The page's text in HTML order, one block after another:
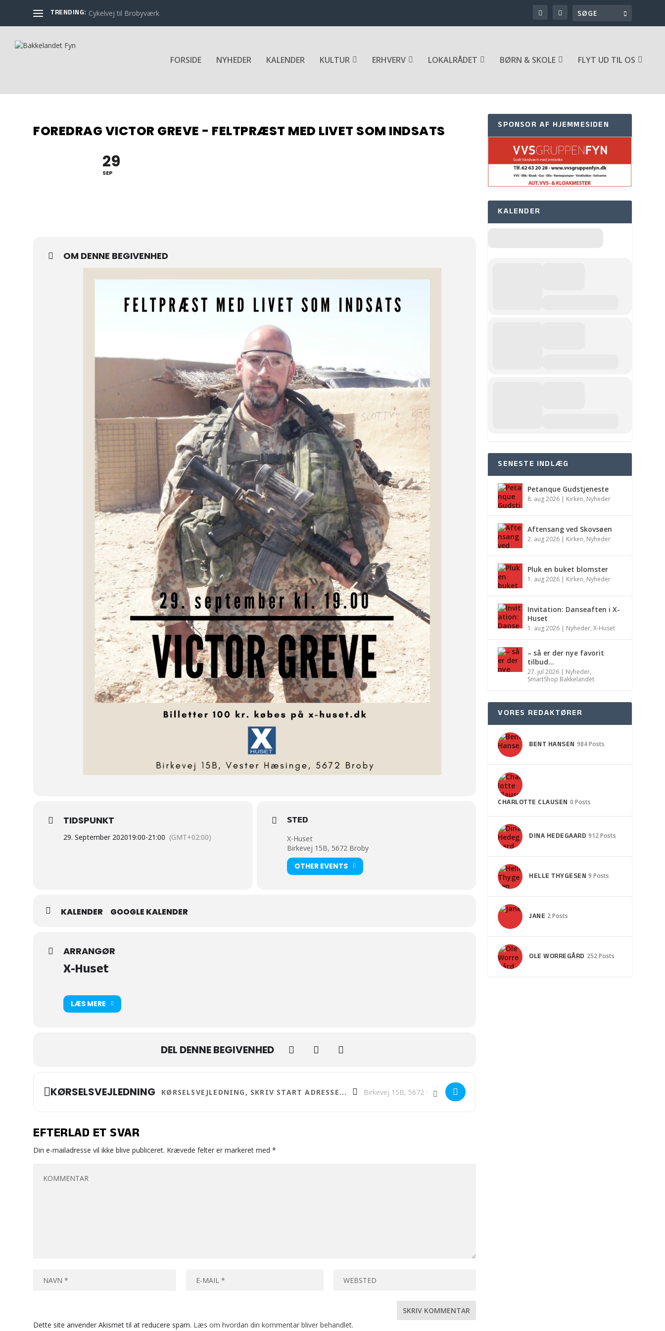
TRENDING: Cykelvej til Brobyværk
FORSIDE NYHEDER KALENDER KULTUR ERHVERV LOKALRÅDET BØRN & SKOLE FLYT UD TIL OS
FOREDRAG VICTOR GREVE - FELTPRÆST MED LIVET SOM INDSATS
29
SEP
OM DENNE BEGIVENHED
TIDSPUNKT
29. September 202019:00-21:00 (GMT+02:00)
STED
X-Huset
Birkevej 15B, 5672 Broby
OTHER EVENTS
KALENDER GOOGLE KALENDER
ARRANGØR
X-Huset
LÆS MERE
DEL DENNE BEGIVENHED
KØRSELSVEJLEDNING Address - FOREDRAG VICTOR GREVE - FELTPRÆST MED LIVET SOM INDSATS []Destination Address - FOREDRAG VICTOR GREVE - FELTPRÆST MED LIVET SOM INDSATS []
EFTERLAD ET SVAR
Din e-mailadresse vil ikke blive publiceret. Krævede felter er markeret med*
Dette site anvender Akismet til at reducere spam. Læs om hvordan din kommentar bliver behandlet.
SPONSOR AF HJEMMESIDEN
KALENDER
SENESTE INDLÆG
Petanque Gudstjeneste
8. aug 2026 | Kirken, Nyheder
Aftensang ved Skovsøen
2. aug 2026 | Kirken, Nyheder
Pluk en buket blomster
1. aug 2026 | Kirken, Nyheder
Invitation: Danseaften i X-
Huset
1. aug 2026 | Nyheder,X-Huset
– så er der nye favorit
tilbud…
27. jul 2026 | Nyheder,
SmartShop Bakkelandet
VORES REDAKTØRER
BENT HANSEN 984 Posts
CHARLOTTE CLAUSEN 0 Posts
DINA HEDEGAARD 912 Posts
HELLE THYGESEN 9 Posts
JANE 2 Posts
OLE WORREGÅRD 252 Posts